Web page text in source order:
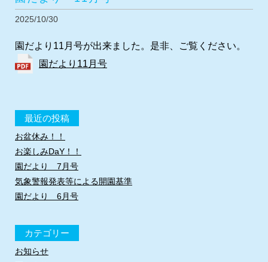
2025/10/30
園だより11月号が出来ました。是非、ご覧ください。
園だより11月号
最近の投稿
お盆休み！！
お楽しみDaY！！
園だより 7月号
気象警報発表等による開園基準
園だより 6月号
カテゴリー
お知らせ